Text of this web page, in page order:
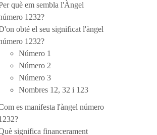
què em sembla l'Àngel
1232?
obté el seu significat l'àngel
1232?
Número 1
Número 2
Número 3
Nombres 12, 32 i 123
es manifesta l'àngel número
significa financerament